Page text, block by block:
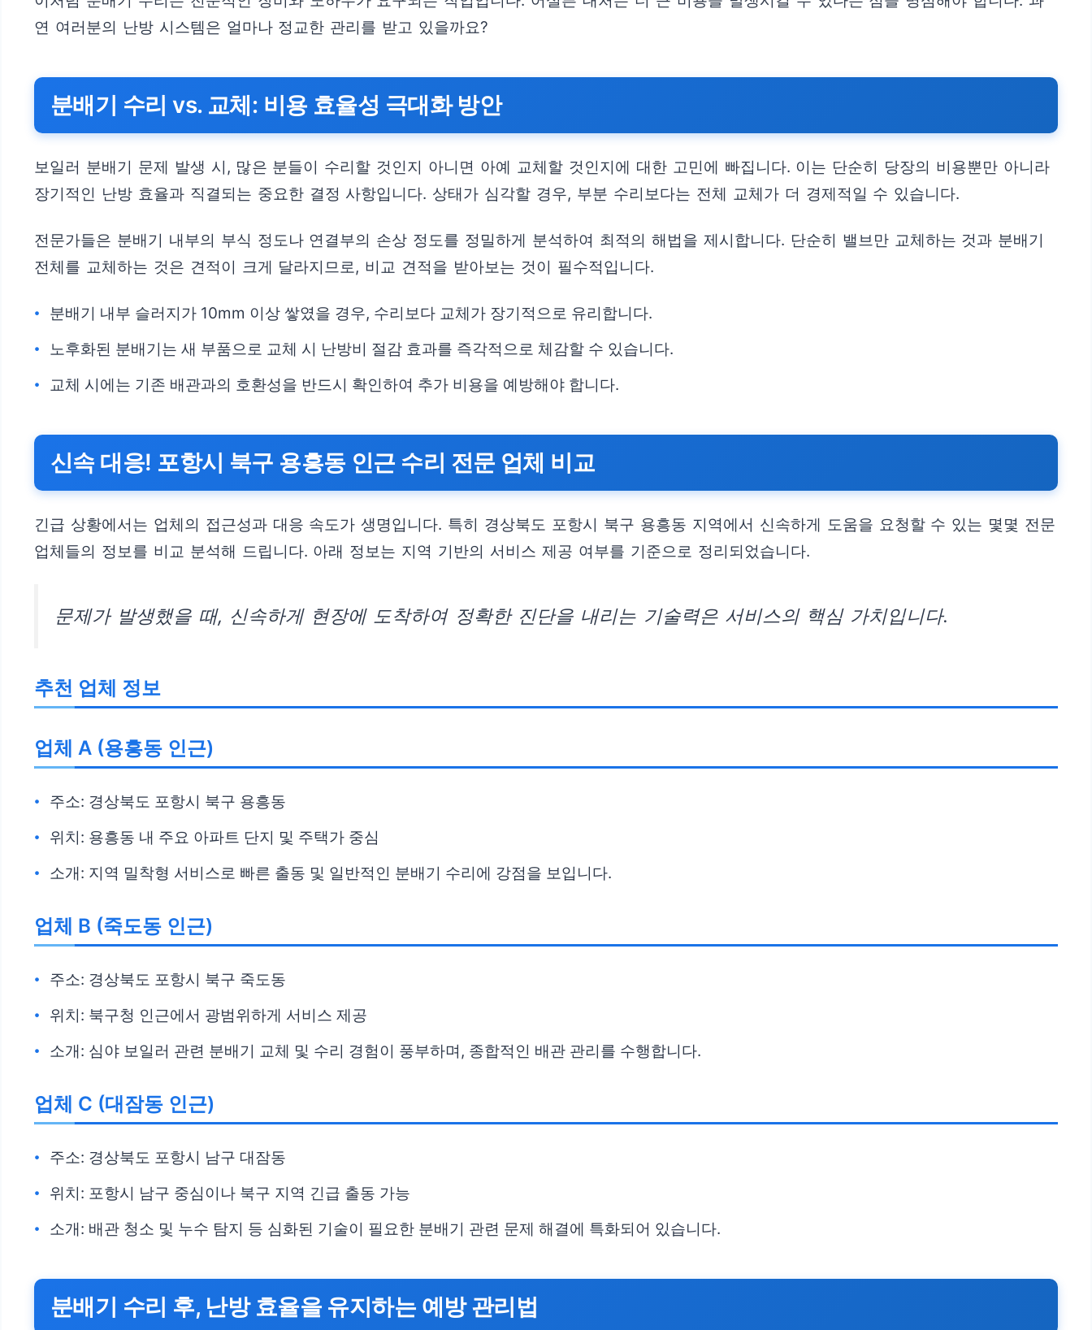
연 여러분의 난방 시스템은 얼마나 정교한 관리를 받고 있을까요?
분배기 수리 vs. 교체: 비용 효율성 극대화 방안
보일러 분배기 문제 발생 시, 많은 분들이 수리할 것인지 아니면 아예 교체할 것인지에 대한 고민에 빠집니다. 이는 단순히 당장의 비용뿐만 아니라
장기적인 난방 효율과 직결되는 중요한 결정 사항입니다. 상태가 심각할 경우, 부분 수리보다는 전체 교체가 더 경제적일 수 있습니다.
전문가들은 분배기 내부의 부식 정도나 연결부의 손상 정도를 정밀하게 분석하여 최적의 해법을 제시합니다. 단순히 밸브만 교체하는 것과 분배기
전체를 교체하는 것은 견적이 크게 달라지므로, 비교 견적을 받아보는 것이 필수적입니다.
분배기 내부 슬러지가 10mm 이상 쌓였을 경우, 수리보다 교체가 장기적으로 유리합니다.
노후화된 분배기는 새 부품으로 교체 시 난방비 절감 효과를 즉각적으로 체감할 수 있습니다.
교체 시에는 기존 배관과의 호환성을 반드시 확인하여 추가 비용을 예방해야 합니다.
신속 대응! 포항시 북구 용흥동 인근 수리 전문 업체 비교
긴급 상황에서는 업체의 접근성과 대응 속도가 생명입니다. 특히 경상북도 포항시 북구 용흥동 지역에서 신속하게 도움을 요청할 수 있는 몇몇 전문
업체들의 정보를 비교 분석해 드립니다. 아래 정보는 지역 기반의 서비스 제공 여부를 기준으로 정리되었습니다.
문제가 발생했을 때, 신속하게 현장에 도착하여 정확한 진단을 내리는 기술력은 서비스의 핵심 가치입니다.
추천 업체 정보
업체 A (용흥동 인근)
주소: 경상북도 포항시 북구 용흥동
위치: 용흥동 내 주요 아파트 단지 및 주택가 중심
소개: 지역 밀착형 서비스로 빠른 출동 및 일반적인 분배기 수리에 강점을 보입니다.
업체 B (죽도동 인근)
주소: 경상북도 포항시 북구 죽도동
위치: 북구청 인근에서 광범위하게 서비스 제공
소개: 심야 보일러 관련 분배기 교체 및 수리 경험이 풍부하며, 종합적인 배관 관리를 수행합니다.
업체 C (대잠동 인근)
주소: 경상북도 포항시 남구 대잠동
위치: 포항시 남구 중심이나 북구 지역 긴급 출동 가능
소개: 배관 청소 및 누수 탐지 등 심화된 기술이 필요한 분배기 관련 문제 해결에 특화되어 있습니다.
분배기 수리 후, 난방 효율을 유지하는 예방 관리법